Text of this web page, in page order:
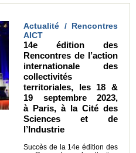
Actualité / Rencontres
AICT
14e édition des
Rencontres de l’action
internationale des
collectivités
territoriales, les 18 &
19 septembre 2023,
à Paris, à la Cité des
Sciences et de
l’Industrie
Succès de la 14e édition des